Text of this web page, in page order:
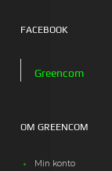
FACEBOOK
Greencom
OM GREENCOM
Min konto